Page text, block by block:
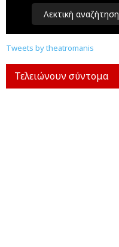
Λεκτική αναζήτηση
Tweets by theatromanis
Τελειώνουν σύντομα